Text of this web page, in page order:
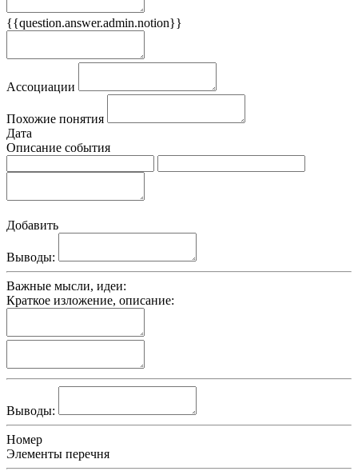
{{question.answer.admin.notion}}
Ассоциации
Похожие понятия
Дата
Описание события
Добавить
Выводы:
Важные мысли, идеи:
Краткое изложение, описание:
Выводы:
Номер
Элементы перечня